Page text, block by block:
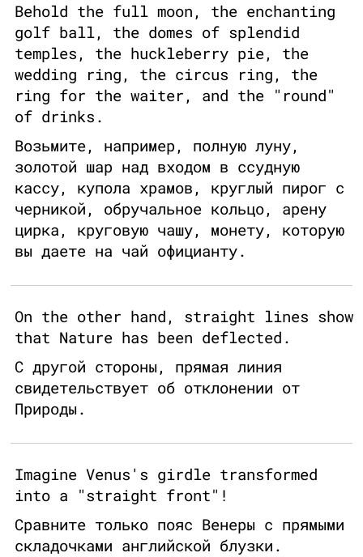
Behold the full moon, the enchanting
golf ball, the domes of splendid
temples, the huckleberry pie, the
wedding ring, the circus ring, the
ring for the waiter, and the "round"
of drinks.
Возьмите, например, полную луну,
золотой шар над входом в ссудную
кассу, купола храмов, круглый пирог с
черникой, обручальное кольцо, арену
цирка, круговую чашу, монету, которую
вы даете на чай официанту.
On the other hand, straight lines show
that Nature has been deflected.
С другой стороны, прямая линия
свидетельствует об отклонении от
Природы.
Imagine Venus's girdle transformed
into a "straight front"!
Сравните только пояс Венеры с прямыми
складочками английской блузки.